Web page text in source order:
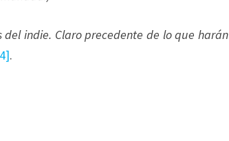
del indie. Claro precedente de lo que harán
.